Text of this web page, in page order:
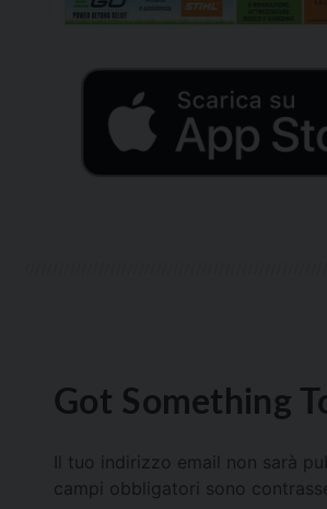
Got Something
Il tuo indirizzo email non sarà
campi obbligatori sono